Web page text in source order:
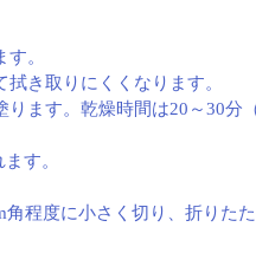
。
き取りにくくなります。
ます。乾燥時間は20～30分
す。
程度に小さく切り、折りた